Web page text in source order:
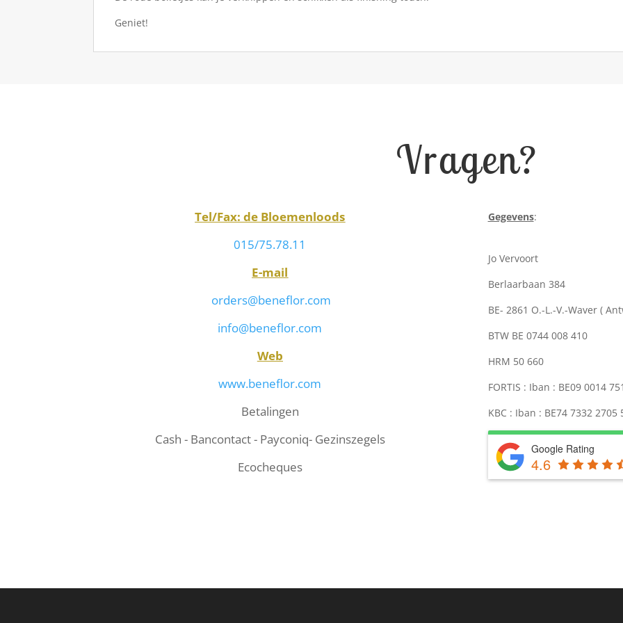
Geniet!
Vragen?
Tel/Fax: de Bloemenloods
015/75.78.11
E-mail
orders@beneflor.com
info@beneflor.com
Web
www.beneflor.com
Betalingen
Cash - Bancontact - Payconiq- Gezinszegels
Ecocheques
Gegevens:
Jo Vervoort
Berlaarbaan 384
BE- 2861 O.-L.-V.-Waver (
BTW BE 0744 008 410
HRM 50 660
FORTIS : Iban : BE09 0014
KBC : Iban : BE74 7332 2705
Google Rating
4.6